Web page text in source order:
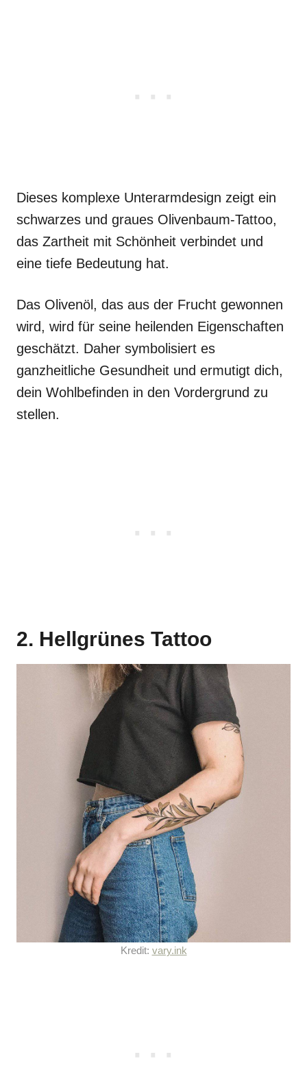
Dieses komplexe Unterarmdesign zeigt ein
schwarzes und graues Olivenbaum-Tattoo,
das Zartheit mit Schönheit verbindet und
eine tiefe Bedeutung hat.
Das Olivenöl, das aus der Frucht gewonnen
wird, wird für seine heilenden Eigenschaften
geschätzt. Daher symbolisiert es
ganzheitliche Gesundheit und ermutigt dich,
dein Wohlbefinden in den Vordergrund zu
stellen.
2. Hellgrünes Tattoo
Kredit: vary.ink